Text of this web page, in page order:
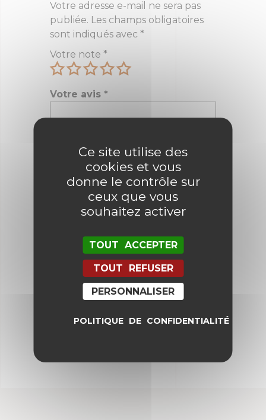
Votre adresse e-mail ne sera pas
publiée. Les champs obligatoires
sont indiqués avec *
Votre note *
Votre avis *
E-mail*
Enregistrer mon nom, mon e-mail
et mon site dans le navigateur
pour mon prochain commentaire.
Ce site utilise des
cookies et vous
donne le contrôle sur
ceux que vous
souhaitez activer
TOUT ACCEPTER
TOUT REFUSER
PERSONNALISER
POLITIQUE DE CONFIDENTIALITÉ